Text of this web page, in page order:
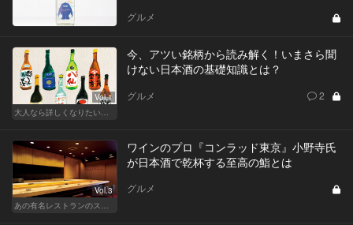
グルメ
Vol.1
大人なら詳しくなりたい、お酒の基礎知識
今、アツい銘柄から読み解く！いまさら聞
けない日本酒の基礎知識とは？
グルメ 2
Vol.3
あの有名レストランのスタッフが薦める名店 〜メートル・ド・テル 小野寺 透（コンラッド東京）〜
ワインのプロ『コンラッド東京』小野寺氏
が日本酒で乾杯する至高の鮨とは
グルメ